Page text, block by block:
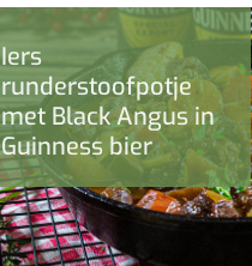
Iers
runderstoofpotje
met Black Angus in
Guinness bier